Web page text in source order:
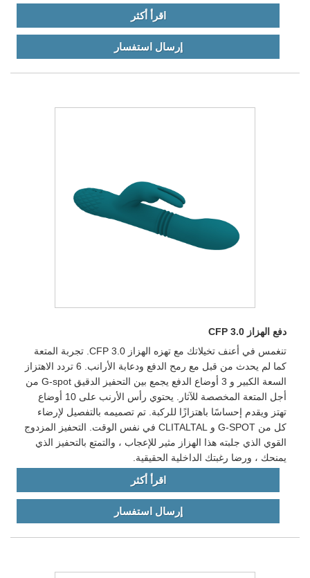
اقرأ أكثر
إرسال استفسار
دفع الهزاز CFP 3.0
تنغمس في أعنف تخيلاتك مع تهزه الهزاز CFP 3.0. تجربة المتعة
كما لم يحدث من قبل مع رمح الدفع ودعابة الأرانب. 6 تردد الاهتزاز
السعة الكبير و 3 أوضاع الدفع يجمع بين التحفيز الدقيق G-spot من
أجل المتعة المخصصة للآثار. يحتوي رأس الأرنب على 10 أوضاع
تهتز ويقدم إحساسًا باهتزازًا للركبة. تم تصميمه بالتفصيل لإرضاء
كل من G-SPOT و CLITALTAL في نفس الوقت. التحفيز المزدوج
القوي الذي جلبته هذا الهزاز مثير للإعجاب ، والتمتع بالتحفيز الذي
يمنحك ، ورضا رغبتك الداخلية الحقيقية.
اقرأ أكثر
إرسال استفسار